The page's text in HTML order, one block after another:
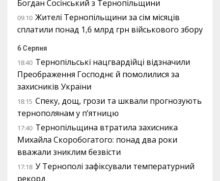
Богдан Сосінський з Тернопільщини
09:10 Жителі Тернопільщини за сім місяців
сплатили понад 1,6 млрд грн військового збору
6 Серпня
18:40 Тернопільські нацгвардійці відзначили
Преображення Господнє й помолилися за
захисників України
18:15 Спеку, дощ, грози та шквали прогнозують
тернополянам у п’ятницю
17:40 Тернопільщина втратила захисника
Михайла Скоробогатого: понад два роки
вважали зниклим безвісти
17:18 У Тернополі зафіксували температурний
рекорд